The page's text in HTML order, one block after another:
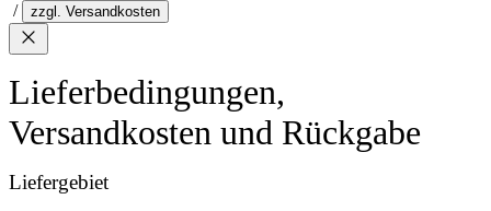
/
zzgl. Versandkosten
Lieferbedingungen,
Versandkosten und Rückgabe
Liefergebiet